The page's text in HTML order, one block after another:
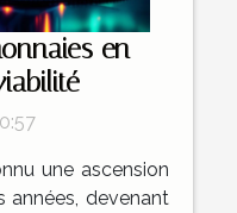
en
une ascension
années, devenant